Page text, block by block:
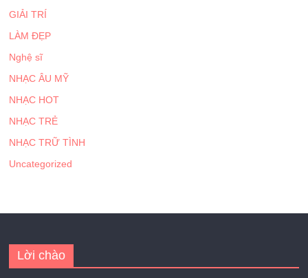
GIẢI TRÍ
LÀM ĐẸP
Nghệ sĩ
NHẠC ÂU MỸ
NHẠC HOT
NHẠC TRẺ
NHẠC TRỮ TÌNH
Uncategorized
Lời chào